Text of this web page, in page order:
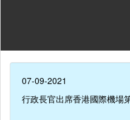
07-09-2021
行政長官出席香港國際機場